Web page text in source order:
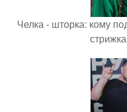
Челка - шторка: кому